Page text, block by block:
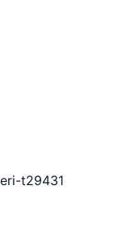
t29431